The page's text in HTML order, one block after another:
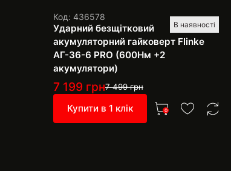
В наявності
Код: 436578
Ударний безщітковий
акумуляторний гайковерт Flinke
АГ-36-6 PRO (600Нм +2
акумулятори)
7 199 грн7 499грн
Купити в 1 клік 0